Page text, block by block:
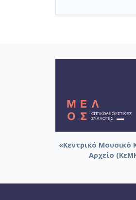
«Κεντρικό Μουσικό
Αρχείο